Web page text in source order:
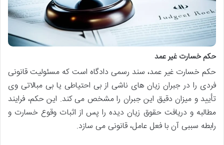
حکم خسارت غیر عمد
حکم خسارت غیر عمد، سند رسمی دادگاه است که مسئولیت قانونی
فردی را در جبران زیان های ناشی از بی احتیاطی یا بی مبالاتی وی
تأیید و میزان دقیق این جبران را مشخص می کند. این حکم، فرایند
مطالبه و دریافت حقوق زیان دیده را پس از اثبات وقوع خسارت و
رابطه سببی آن با فعل عامل، قانونی می سازد.